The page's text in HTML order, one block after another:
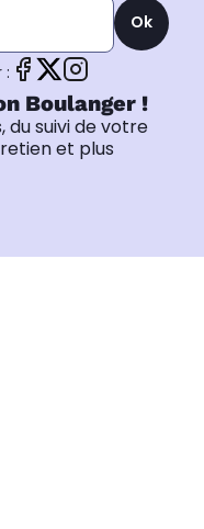
Ok
:
Boulanger !
du suivi de votre
et plus